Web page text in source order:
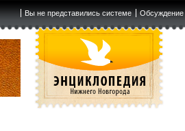
Вы не представились системе Обсуждение